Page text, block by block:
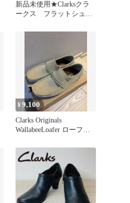
新品未使用★Clarksクラ
ークス フラットシュー
料無料
¥9,100
Clarks Originals
WallabeeLoafer ローファ